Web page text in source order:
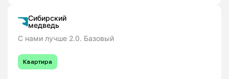
Сибирский
медведь
С нами лучше 2.0. Базовый
Квартира